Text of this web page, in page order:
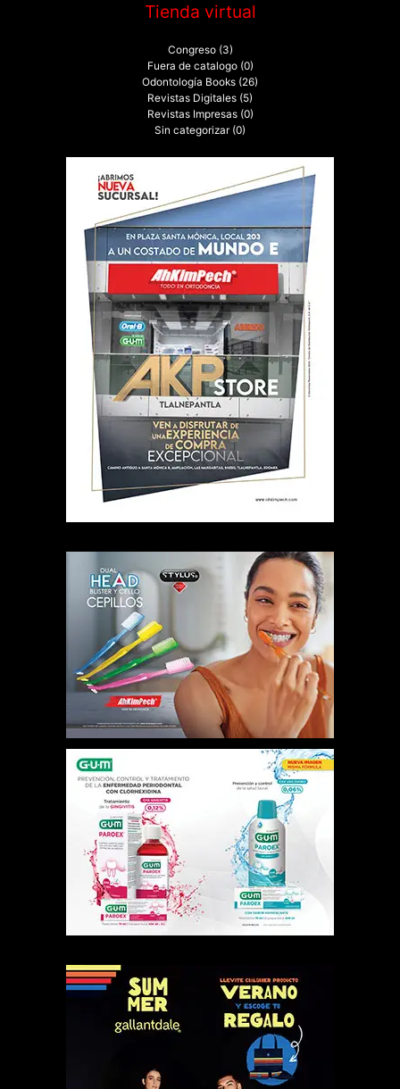
Tienda virtual
Congreso (3)
Fuera de catalogo (0)
Odontología Books (26)
Revistas Digitales (5)
Revistas Impresas (0)
Sin categorizar (0)